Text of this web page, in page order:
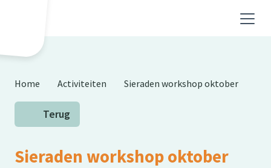
Home Activiteiten Sieraden workshop oktober
Terug
Sieraden workshop oktober